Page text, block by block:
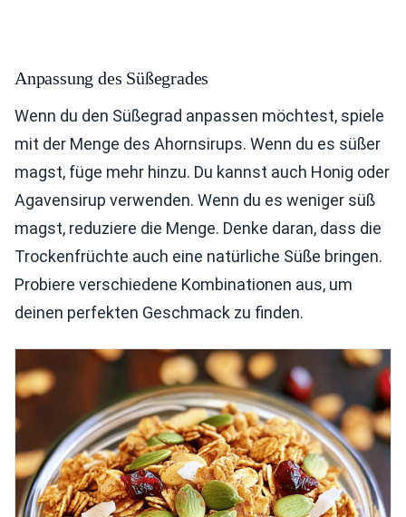
Anpassung des Süßegrades
Wenn du den Süßegrad anpassen möchtest, spiele
mit der Menge des Ahornsirups. Wenn du es süßer
magst, füge mehr hinzu. Du kannst auch Honig oder
Agavensirup verwenden. Wenn du es weniger süß
magst, reduziere die Menge. Denke daran, dass die
Trockenfrüchte auch eine natürliche Süße bringen.
Probiere verschiedene Kombinationen aus, um
deinen perfekten Geschmack zu finden.